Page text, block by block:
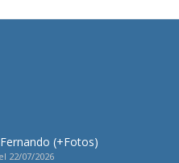
(+Fotos)
22/07/2026